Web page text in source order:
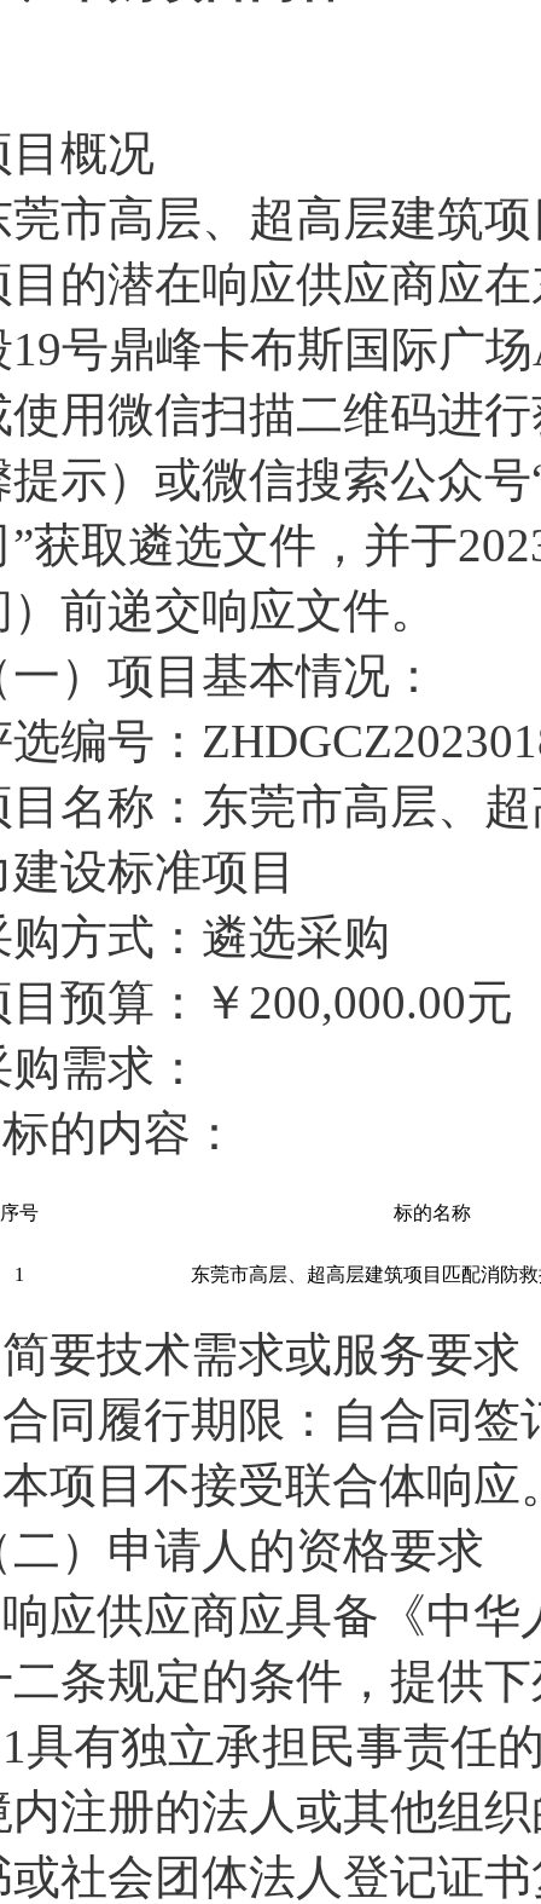
目概况
莞市高层、超高层建筑
目的潜在响应供应商应
19号鼎峰卡布斯国际广
使用微信扫描二维码进
提示）或微信搜索公众
”获取遴选文件，并于
）前递交响应文件。
一）项目基本情况：
选编号：
目名称：东莞市高层、
建设标准项目
购方式：遴选采购
目预算：￥200,000.00元
需求：
的内容：
序号 标的名称
1 东莞市高层、超高层建筑项目匹配消防
要技术需求或服务要
同履行期限：自合同签
项目不接受联合体响应
二）申请人的资格要求
应供应商应具备《中
二条规定的条件，提供
具有独立承担民事责任
内注册的法人或其他组
或社会团体法人登记证